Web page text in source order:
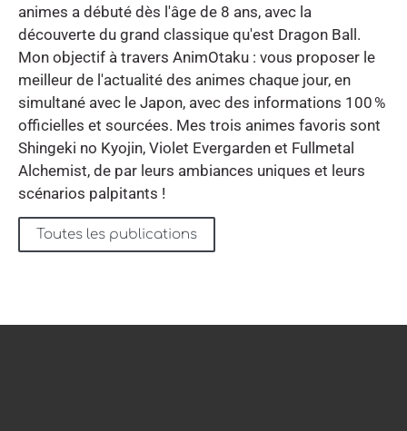
animes a débuté dès l'âge de 8 ans, avec la
découverte du grand classique qu'est Dragon Ball.
Mon objectif à travers AnimOtaku : vous proposer le
meilleur de l'actualité des animes chaque jour, en
simultané avec le Japon, avec des informations 100 %
officielles et sourcées. Mes trois animes favoris sont
Shingeki no Kyojin, Violet Evergarden et Fullmetal
Alchemist, de par leurs ambiances uniques et leurs
scénarios palpitants !
Toutes les publications